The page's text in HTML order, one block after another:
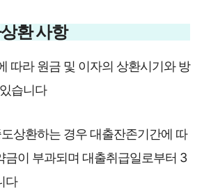
환 사항
따라 원금 및 이자의 상환시기와 방
습니다
상환하는 경우 대출잔존기간에 따
금이 부과되며 대출취급일로부터 3
다